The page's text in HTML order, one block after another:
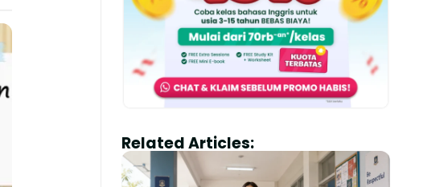
Related Articles: